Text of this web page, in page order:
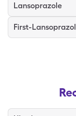
Lansoprazole
First-